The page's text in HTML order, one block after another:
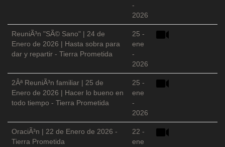
-
2026
ReuniÃ³n "SÃ© Sano" | 24 de
Enero de 2026 | Hasta sobra para
dar y repartir - Tierra Prometida
25 -
ene
-
2026
2Âª ReuniÃ³n familiar | 25 de
Enero de 2026 | Hacer lo bueno en
todo tiempo - Tierra Prometida
25 -
ene
-
2026
OraciÃ³n | 22 de Enero de 2026 -
Tierra Prometida
22 -
ene